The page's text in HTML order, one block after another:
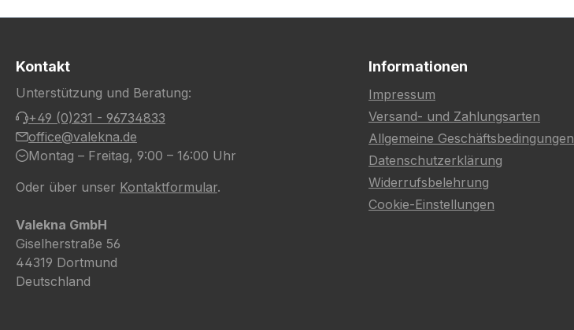
Kontakt
Unterstützung und Beratung:
+49 (0)231 - 96734833
office@valekna.de
Montag – Freitag, 9:00 – 16:00 Uhr
Oder über unser Kontaktformular.
Valekna GmbH
Giselherstraße 56
44319 Dortmund
Deutschland
Informationen
Impressum
Versand- und Zahlungsarten
Allgemeine Geschäftsbedingungen
Datenschutzerklärung
Widerrufsbelehrung
Cookie-Einstellungen